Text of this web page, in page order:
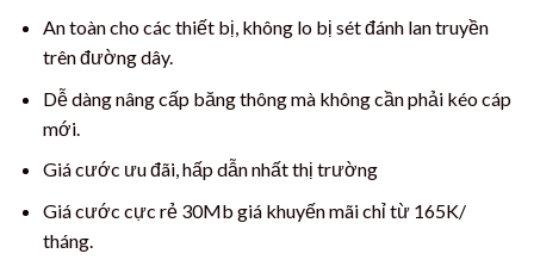
An toàn cho các thiết bị, không lo bị sét đánh lan truyền
trên đường dây.
Dễ dàng nâng cấp băng thông mà không cần phải kéo cáp
mới.
Giá cước ưu đãi, hấp dẫn nhất thị trường
Giá cước cực rẻ 30Mb giá khuyến mãi chỉ từ 165K/
tháng.